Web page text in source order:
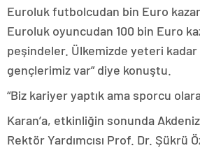
Euroluk futbolcudan bin Euro
Euroluk oyuncudan 100 bin Euro
peşindeler. Ülkemizde yeteri
gençlerimiz var” diye konuştu.
“Biz kariyer yaptık ama sporcu
Karan’a, etkinliğin sonunda
Rektör Yardımcısı Prof. Dr. Şükrü